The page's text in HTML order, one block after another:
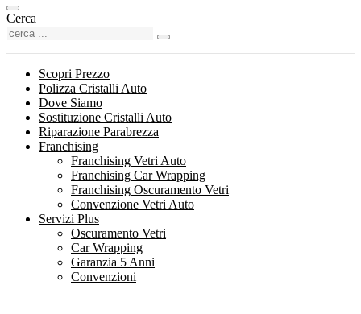
Cerca
Scopri Prezzo
Polizza Cristalli Auto
Dove Siamo
Sostituzione Cristalli Auto
Riparazione Parabrezza
Franchising
Franchising Vetri Auto
Franchising Car Wrapping
Franchising Oscuramento Vetri
Convenzione Vetri Auto
Servizi Plus
Oscuramento Vetri
Car Wrapping
Garanzia 5 Anni
Convenzioni